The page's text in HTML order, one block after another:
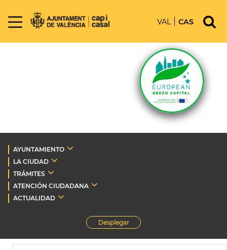
VAL CAS
AYUNTAMIENTO
LA CIUDAD
TRÁMITES
ATENCIÓN CIUDADANA
ACTUALIDAD
Desplegar